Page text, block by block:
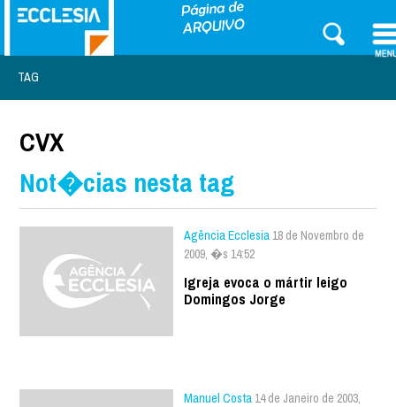
TAG
CVX
Not�cias nesta tag
Agência Ecclesia 18 de Novembro de
2009, �s 14:52
Igreja evoca o mártir leigo
Domingos Jorge
Manuel Costa 14 de Janeiro de 2003,